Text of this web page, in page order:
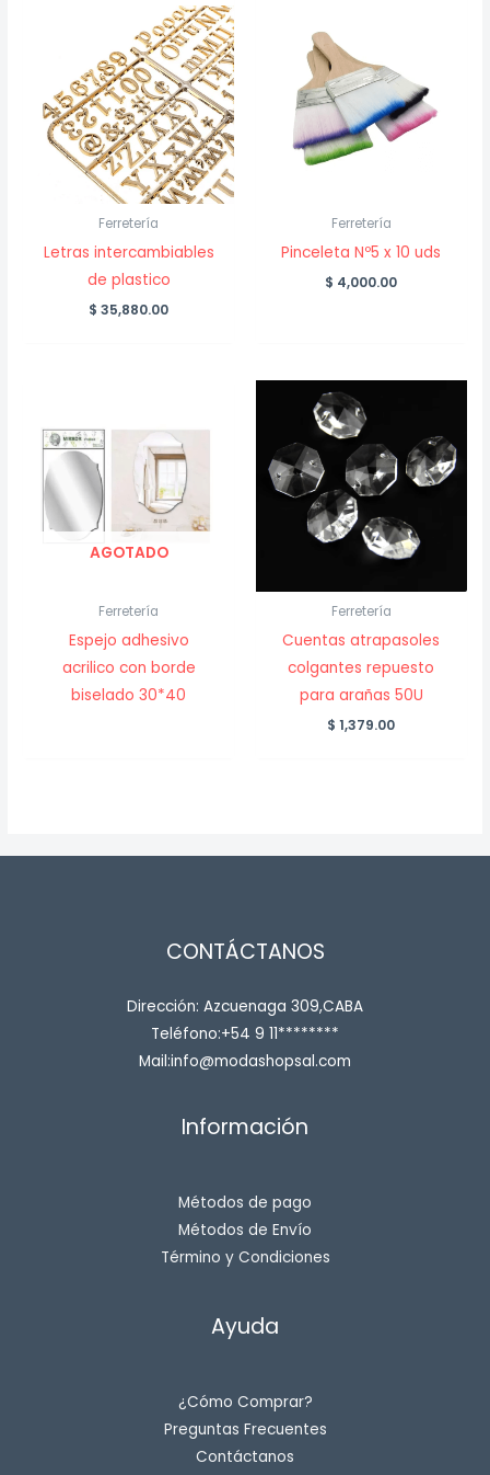
Ferretería
Letras intercambiables
de plastico
$ 35,880.00
Ferretería
Pinceleta Nº5 x 10 uds
$ 4,000.00
AGOTADO
Ferretería
Espejo adhesivo
acrilico con borde
biselado 30*40
Ferretería
Cuentas atrapasoles
colgantes repuesto
para arañas 50U
$ 1,379.00
CONTÁCTANOS
Dirección: Azcuenaga 309,CABA
Teléfono:+54 9 11********
Mail:info@modashopsal.com
Información
Métodos de pago
Métodos de Envío
Término y Condiciones
Ayuda
¿Cómo Comprar?
Preguntas Frecuentes
Contáctanos